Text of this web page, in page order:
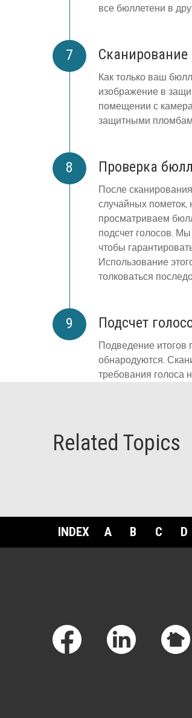
все бюллетени в
Сканирование
Как только ваш
изображение в
помещении с
защитными
Проверка
После
случайных
просматриваем
подсчет голосов.
чтобы
Использование
толковаться
Подсчет
Подведение итогов
обнародуются.
требования голоса
Related Topics
INDEX A B C D